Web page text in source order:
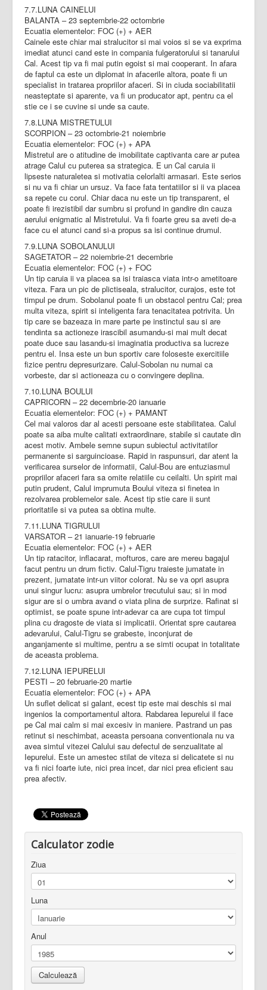
7.7.LUNA CAINELUI
BALANTA – 23 septembrie-22 octombrie
Ecuatia elementelor: FOC (+) + AER
Cainele este chiar mai stralucitor si mai voios si se va exprima
imediat atunci cand este in compania fulgeratorului si tanarului
Cal. Acest tip va fi mai putin egoist si mai cooperant. In afara
de faptul ca este un diplomat in afacerile altora, poate fi un
specialist in tratarea propriilor afaceri. Si in ciuda sociabilitatii
neasteptate si aparente, va fi un producator apt, pentru ca el
stie ce i se cuvine si unde sa caute.
7.8.LUNA MISTRETULUI
SCORPION – 23 octombrie-21 noiembrie
Ecuatia elementelor: FOC (+) + APA
Mistretul are o atitudine de imobilitate captivanta care ar putea
atrage Calul cu puterea sa strategica. E un Cal caruia ii
lipseste naturaletea si motivatia celorlalti armasari. Este serios
si nu va fi chiar un ursuz. Va face fata tentatiilor si ii va placea
sa repete cu corul. Chiar daca nu este un tip transparent, el
poate fi irezistibil dar sumbru si profund in gandire din cauza
aerului enigmatic al Mistretului. Va fi foarte greu sa aveti de-a
face cu el atunci cand si-a propus sa isi continue drumul.
7.9.LUNA SOBOLANULUI
SAGETATOR – 22 noiembrie-21 decembrie
Ecuatia elementelor: FOC (+) + FOC
Un tip caruia ii va placea sa isi traiasca viata intr-o ametitoare
viteza. Fara un pic de plictiseala, stralucitor, curajos, este tot
timpul pe drum. Sobolanul poate fi un obstacol pentru Cal; prea
multa viteza, spirit si inteligenta fara tenacitatea potrivita. Un
tip care se bazeaza in mare parte pe instinctul sau si are
tendinta sa actioneze irascibil asumandu-si mai mult decat
poate duce sau lasandu-si imaginatia productiva sa lucreze
pentru el. Insa este un bun sportiv care foloseste exercitiile
fizice pentru depresurizare. Calul-Sobolan nu numai ca
vorbeste, dar si actioneaza cu o convingere deplina.
7.10.LUNA BOULUI
CAPRICORN – 22 decembrie-20 ianuarie
Ecuatia elementelor: FOC (+) + PAMANT
Cel mai valoros dar al acesti persoane este stabilitatea. Calul
poate sa aiba multe calitati extraordinare, stabile si cautate din
acest motiv. Ambele semne supun subiectul activitatilor
permanente si sarguincioase. Rapid in raspunsuri, dar atent la
verificarea surselor de informatii, Calul-Bou are entuziasmul
propriilor afaceri fara sa omite relatiile cu ceilalti. Un spirit mai
putin prudent, Calul imprumuta Boului viteza si finetea in
rezolvarea problemelor sale. Acest tip stie care ii sunt
prioritatile si va putea sa obtina multe.
7.11.LUNA TIGRULUI
VARSATOR – 21 ianuarie-19 februarie
Ecuatia elementelor: FOC (+) + AER
Un tip ratacitor, inflacarat, mofturos, care are mereu bagajul
facut pentru un drum fictiv. Calul-Tigru traieste jumatate in
prezent, jumatate intr-un viitor colorat. Nu se va opri asupra
unui singur lucru: asupra umbrelor trecutului sau; si in mod
sigur are si o umbra avand o viata plina de surprize. Rafinat si
optimist, se poate spune intr-adevar ca are cupa tot timpul
plina cu dragoste de viata si implicatii. Orientat spre cautarea
adevarului, Calul-Tigru se grabeste, inconjurat de
anganjamente si multime, pentru a se simti ocupat in totalitate
de aceasta problema.
7.12.LUNA IEPURELUI
PESTI – 20 februarie-20 martie
Ecuatia elementelor: FOC (+) + APA
Un suflet delicat si galant, ecest tip este mai deschis si mai
ingenios la comportamentul altora. Rabdarea Iepurelui il face
pe Cal mai calm si mai excesiv in maniere. Pastrand un pas
retinut si neschimbat, aceasta persoana conventionala nu va
avea simtul vitezei Calului sau defectul de senzualitate al
Iepurelui. Este un amestec stilat de viteza si delicatete si nu
va fi nici foarte iute, nici prea incet, dar nici prea eficient sau
prea afectiv.
Calculator zodie
Ziua
Luna
Anul
Calculează